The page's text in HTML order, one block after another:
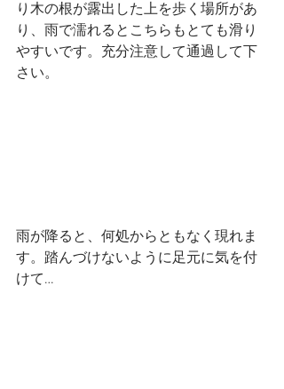
り木の根が露出した上を歩く場所があ
り、雨で濡れるとこちらもとても滑り
やすいです。充分注意して通過して下
さい。
雨が降ると、何処からともなく現れま
す。踏んづけないように足元に気を付
けて…